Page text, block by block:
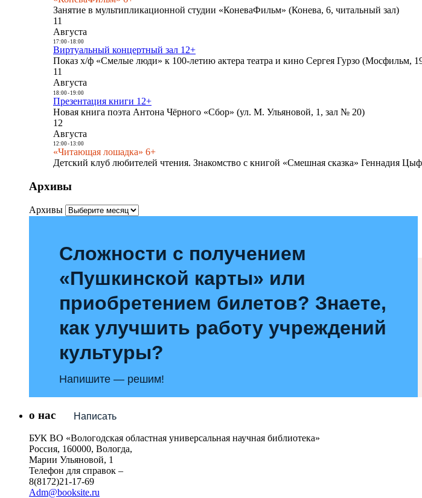
Занятие в мультипликационной студии «КоневаФильм» (Конева, 6, читальный зал)
11
Августа
17:00- 18:00
Виртуальный концертный зал 12+
Показ х/ф «Смелые люди» к 100-летию актера театра и кино Сергея Гурзо (Мосфильм,
11
Августа
18:00- 19:00
Презентация книги 12+
Новая книга поэта Антона Чёрного «Сбор» (ул. М. Ульяновой, 1, зал № 20)
12
Августа
12:00- 13:00
«Читающая лошадка» 6+
Детский клуб любителей чтения. Знакомство с книгой «Смешная сказка» Геннадия
Архивы
Архивы
Сложности с получением
«Пушкинской карты» или
приобретением билетов? Знаете,
как улучшить работу учреждений
культуры?
Напишите — решим!
Написать
о нас
БУК ВО «Вологодская областная универсальная научная библиотека»
Россия, 160000, Вологда,
Марии Ульяновой, 1
Телефон для справок –
8(8172)21-17-69
Adm@booksite.ru